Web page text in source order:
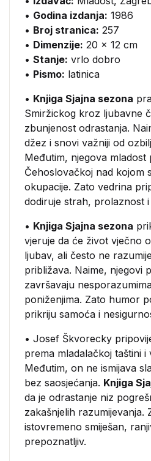
• Godina izdanja: 1986
• Broj stranica: 257
• Dimenzije: 20 x 12 cm
• Stanje: vrlo dobro
• Pismo: latinica
• Knjiga Sjajna sezona
Smiržickog kroz ljubavne
zbunjenost odrastanja.
džez i snovi važniji od
Međutim, njegova mladost
Čehoslovačkoj nad kojom
okupacije. Zato vedrina
dodiruje strah, prolaznost
• Knjiga Sjajna sezona
vjeruje da će život vječno
ljubav, ali često ne
približava. Naime, njegovi
završavaju
poniženjima. Zato humor
prikriju samoća i
• Josef Škvorecky
prema mladalačkoj taštini i
Međutim, on ne ismijava
bez saosjećanja. Knjiga
da je odrastanje niz
zakašnjelih razumijevanja.
istovremeno smiješan,
prepoznatljiv.